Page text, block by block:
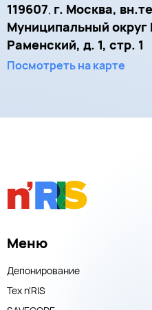
119607, г. Москва,
Муниципальный округ
Раменский, д. 1, стр. 1
Посмотреть на карте
Меню
Депонирование
Тех n'RIS